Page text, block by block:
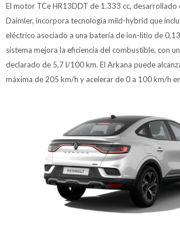
El motor TCe HR13DDT de 1.333 cc, desarrollado
Daimler, incorpora tecnología mild-hybrid que
eléctrico asociado a una batería de ion-litio de
sistema mejora la eficiencia del combustible, con
declarado de 5,7 l/100 km. El Arkana puede
máxima de 205 km/h y acelerar de 0 a 100 km/h